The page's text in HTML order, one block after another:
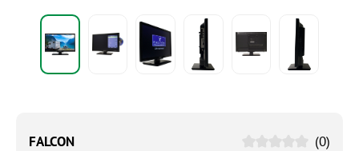
FALCON (0)